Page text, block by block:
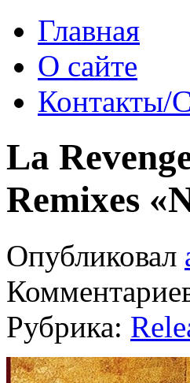
Главная
О сайте
Контакты/
La
Remixes
Опубликовал
Рубрика: